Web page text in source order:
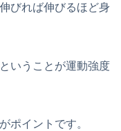
びれば伸びるほど身
いうことが運動強度
ポイントです。